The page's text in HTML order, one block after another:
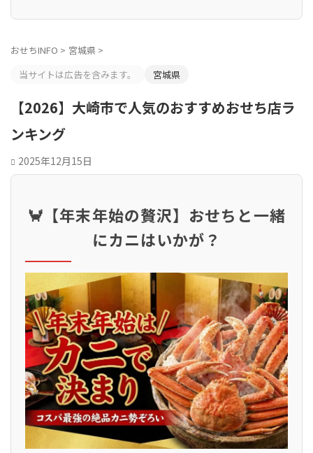
おせちINFO > 宮城県 >
当サイトは広告を含みます。
宮城県
【2026】大崎市で人気のおすすめおせち店ラ
ンキング
2025年12月15日
🦀【年末年始の贅沢】おせちと一緒
にカニはいかが？